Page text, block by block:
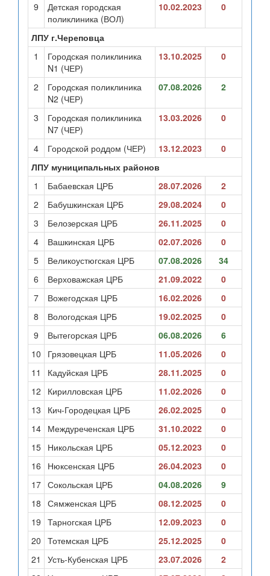
9
Детская городская
поликлиника (ВОЛ)
10.02.2023 0
ЛПУ г.Череповца
1
Городская поликлиника
N1 (ЧЕР)
13.10.2025 0
2
Городская поликлиника
N2 (ЧЕР)
07.08.2026 2
3
Городская поликлиника
N7 (ЧЕР)
13.03.2026 0
4 Городской роддом (ЧЕР) 13.12.2023
0
ЛПУ муниципальных районов
1
Бабаевская ЦРБ 28.07.2026
2
2
Бабушкинская ЦРБ 29.08.2024
0
3
Белозерская ЦРБ 26.11.2025
0
4
Вашкинская ЦРБ 02.07.2026
0
5
Великоустюгская ЦРБ 07.08.2026
34
6
Верховажская ЦРБ 21.09.2022
0
7
Вожегодская ЦРБ 16.02.2026
0
8
Вологодская ЦРБ 19.02.2025
0
9
Вытегорская ЦРБ 06.08.2026
6
10
Грязовецкая ЦРБ 11.05.2026
0
11
Кадуйская ЦРБ 28.11.2025
0
12
Кирилловская ЦРБ 11.02.2026
0
13
Кич-Городецкая ЦРБ 26.02.2025
0
14 Междуреченская ЦРБ 31.10.2022
0
15 Никольская ЦРБ 05.12.2023
0
16
Нюксенская ЦРБ 26.04.2023
0
17 Сокольская ЦРБ 04.08.2026
9
18 Сямженская ЦРБ 08.12.2025
0
19 Тарногская ЦРБ 12.09.2023
0
20 Тотемская ЦРБ 25.12.2025
0
21
Усть-Кубенская ЦРБ 23.07.2026
2